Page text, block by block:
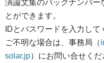
演論文集のバックナンバー
とができます。
IDとパスワードを入力して
ご不明な場合は、事務局（
solar.jp）にお問い合せくだ